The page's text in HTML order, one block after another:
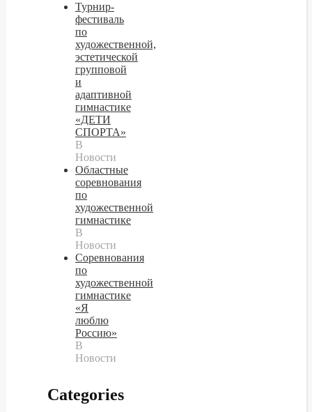
Турнир-
фестиваль
по
художественной,
эстетической
групповой
и
адаптивной
гимнастике
«ДЕТИ
СПОРТА»
В
Новости
Областные
соревнования
по
художественной
гимнастике
В
Новости
Cоревнования
по
художественной
гимнастике
«Я
люблю
Россию»
В
Новости
Categories